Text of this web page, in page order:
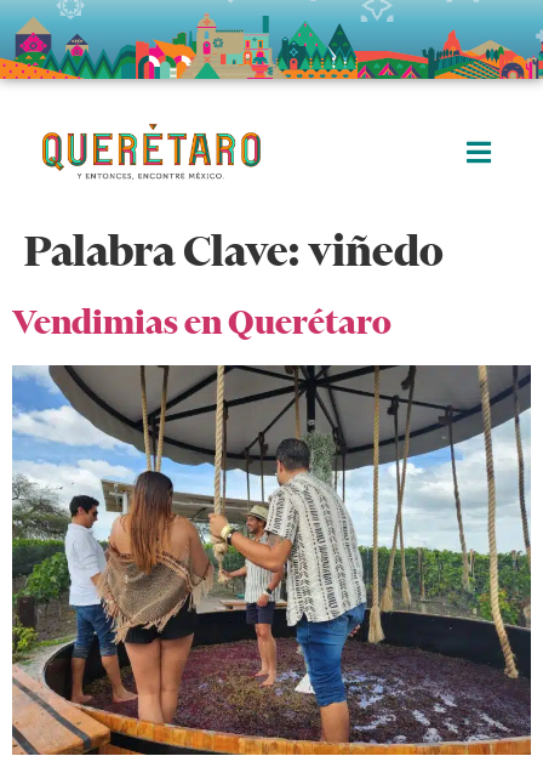
Palabra Clave:viñedo
Vendimias en Querétaro